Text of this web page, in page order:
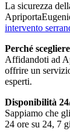
La sicurezza
intervento
Perché
Affidandoti ad
offrire un
esperti.
Disponibilità
Sappiamo che
24 ore su 24, 7